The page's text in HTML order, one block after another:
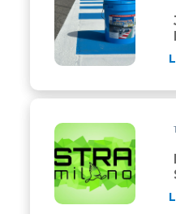
MAPEI RINNOVA IL